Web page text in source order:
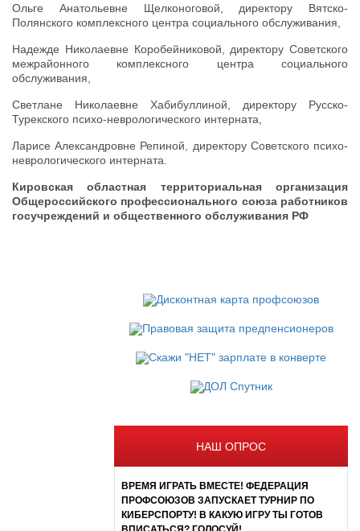
Ольге Анатольевне Щелконоговой, директору Вятско-
Полянского комплексного центра социального обслуживания,
Надежде Николаевне Коробейниковой, директору Советского
межрайонного комплексного центра социального
обслуживания,
Светлане Николаевне Хабибуллиной, директору Русско-
Турекского психо-неврологического интерната,
Ларисе Александровне Репиной, директору Советского психо-
неврологического интерната.
Кировская областная территориальная организация
Общероссийского профессионального союза работников
госучреждений и общественного обслуживания РФ
НАШ ОПРОС
ВРЕМЯ ИГРАТЬ ВМЕСТЕ! ФЕДЕРАЦИЯ
ПРОФСОЮЗОВ ЗАПУСКАЕТ ТУРНИР ПО
КИБЕРСПОРТУ! В КАКУЮ ИГРУ ТЫ ГОТОВ